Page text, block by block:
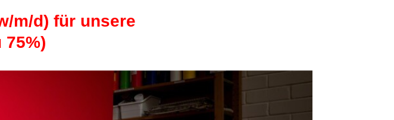
m/d) für unsere